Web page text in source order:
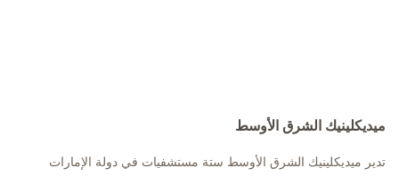
ميديكلينيك الشرق الأوسط
تدير ميديكلينيك الشرق الأوسط ستة مستشفيات في دولة الإمارات